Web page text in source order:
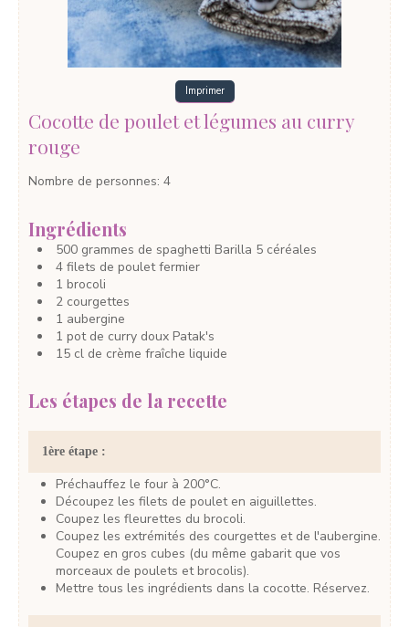
Imprimer
Cocotte de poulet et légumes au curry
rouge
Nombre de personnes: 4
Ingrédients
500 grammes de spaghetti Barilla 5 céréales
4 filets de poulet fermier
1 brocoli
2 courgettes
1 aubergine
1 pot de curry doux Patak's
15 cl de crème fraîche liquide
Les étapes de la recette
1ère étape :
Préchauffez le four à 200°C.
Découpez les filets de poulet en aiguillettes.
Coupez les fleurettes du brocoli.
Coupez les extrémités des courgettes et de l'aubergine.
Coupez en gros cubes (du même gabarit que vos
morceaux de poulets et brocolis).
Mettre tous les ingrédients dans la cocotte. Réservez.